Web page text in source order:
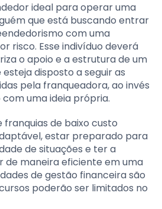
ideal para operar uma
que está buscando entrar
com uma
risco. Esse indivíduo deverá
o apoio e a estrutura de um
disposto a seguir as
pela franqueadora, ao invés
uma ideia própria.
de baixo custo
estar preparado para
de situações e ter a
de maneira eficiente em uma
de gestão financeira são
poderão ser limitados no